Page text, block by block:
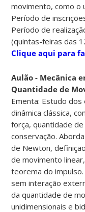
movimento, como o
Período de
Período de
(quintas-feiras das
Clique aqui para
Aulão - Mecânica
Quantidade de
Ementa: Estudo
dinâmica clássica,
força, quantidade
conservação.
de Newton,
de movimento
teorema do
sem interação
da quantidade de
unidimensionais e